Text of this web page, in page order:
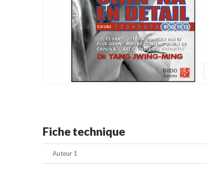
Condition physique
Accessoires
Tatamis
Décoration
Voir plus
Fiche technique
Auteur 1